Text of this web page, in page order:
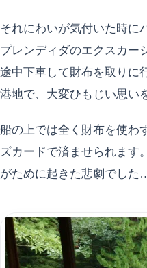
それにわいが気付いた時に
プレンディダのエクスカー
途中下車して財布を取りに
港地で、大変ひもじい思い
船の上では全く財布を使わ
ズカードで済ませられます
がために起きた悲劇でした…